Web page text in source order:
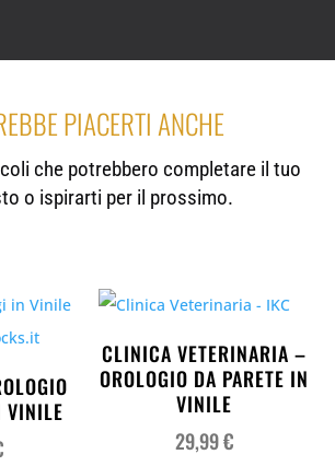
PIACERTI ANCHE
che potrebbero completare il tuo
o ispirarti per il prossimo.
VINILE
CLINICA VETERINARIA –
OROLOGIO DA PARETE IN
VINILE
29,99€